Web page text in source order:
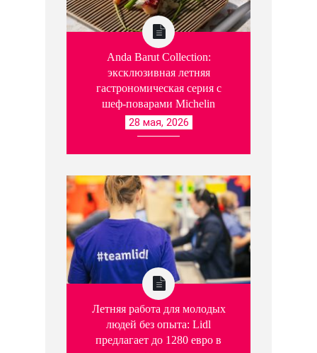
Anda Barut Collection:
эксклюзивная летняя
гастрономическая серия с
шеф-поварами Michelin
28 мая, 2026
Летняя работа для молодых
людей без опыта: Lidl
предлагает до 1280 евро в